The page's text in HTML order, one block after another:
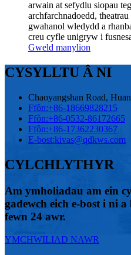
arwain at sefydlu siopau
archfarchnadoedd,
gwahanol wledydd a
creu cyfle unigryw i
Gweld manylion
CYSYLLTU Â NI
Chaoyangshan Road,
Ffôn:+86-18669828215
Ffôn:+86-0532-86172665
Ffôn:+86-17362230367
E-bost:kivas@qdkws.com
CYLCHLYTHYR
Am ymholiadau am ein
gadewch eich e-bost i ni
fewn 24 awr.
YMCHWILIAD NAWR